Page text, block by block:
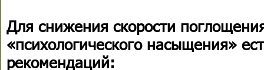
Для снижения скорости
«психологического насыщения»
рекомендаций: